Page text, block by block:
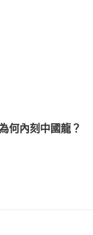
何內刻中國龍？